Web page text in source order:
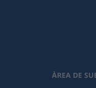
ÀREA DE